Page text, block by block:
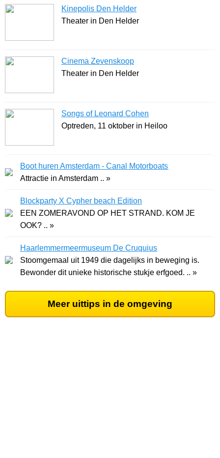
Kinepolis Den Helder
Theater in Den Helder
Cinema Zevenskoop
Theater in Den Helder
Songs of Leonard Cohen
Optreden, 11 oktober in Heiloo
Boot huren Amsterdam - Canal Motorboats
Attractie in Amsterdam .. »
Blockparty X Cypher beach Edition
EEN ZOMERAVOND OP HET STRAND. KOM JE
OOK? .. »
Haarlemmermeermuseum De Cruquius
Stoomgemaal uit 1949 die dagelijks in beweging is.
Bewonder dit unieke historische stukje erfgoed. .. »
Meer uittips in de omgeving